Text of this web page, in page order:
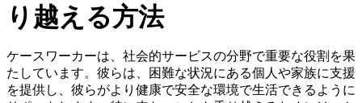
り越える方法
ケースワーカーは、社会的サービスの分野で重要な役割を果
たしています。彼らは、困難な状況にある個人や家族に支援
を提供し、彼らがより健康で安全な環境で生活できるように